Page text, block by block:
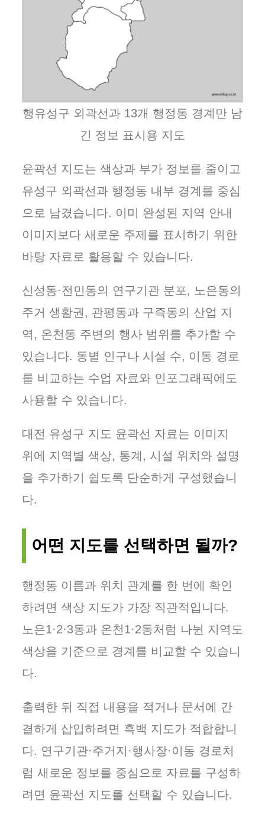
행유성구 외곽선과 13개 행정동 경계만 남
긴 정보 표시용 지도
윤곽선 지도는 색상과 부가 정보를 줄이고
유성구 외곽선과 행정동 내부 경계를 중심
으로 남겼습니다. 이미 완성된 지역 안내
이미지보다 새로운 주제를 표시하기 위한
바탕 자료로 활용할 수 있습니다.
신성동·전민동의 연구기관 분포, 노은동의
주거 생활권, 관평동과 구즉동의 산업 지
역, 온천동 주변의 행사 범위를 추가할 수
있습니다. 동별 인구나 시설 수, 이동 경로
를 비교하는 수업 자료와 인포그래픽에도
사용할 수 있습니다.
대전 유성구 지도 윤곽선 자료는 이미지
위에 지역별 색상, 통계, 시설 위치와 설명
을 추가하기 쉽도록 단순하게 구성했습니
다.
어떤 지도를 선택하면 될까?
행정동 이름과 위치 관계를 한 번에 확인
하려면 색상 지도가 가장 직관적입니다.
노은1·2·3동과 온천1·2동처럼 나뉜 지역도
색상을 기준으로 경계를 비교할 수 있습니
다.
출력한 뒤 직접 내용을 적거나 문서에 간
결하게 삽입하려면 흑백 지도가 적합합니
다. 연구기관·주거지·행사장·이동 경로처
럼 새로운 정보를 중심으로 자료를 구성하
려면 윤곽선 지도를 선택할 수 있습니다.